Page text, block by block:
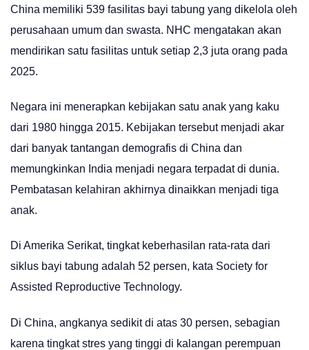
China memiliki 539 fasilitas bayi tabung yang dikelola oleh
perusahaan umum dan swasta. NHC mengatakan akan
mendirikan satu fasilitas untuk setiap 2,3 juta orang pada
2025.
Negara ini menerapkan kebijakan satu anak yang kaku
dari 1980 hingga 2015. Kebijakan tersebut menjadi akar
dari banyak tantangan demografis di China dan
memungkinkan India menjadi negara terpadat di dunia.
Pembatasan kelahiran akhirnya dinaikkan menjadi tiga
anak.
Di Amerika Serikat, tingkat keberhasilan rata-rata dari
siklus bayi tabung adalah 52 persen, kata Society for
Assisted Reproductive Technology.
Di China, angkanya sedikit di atas 30 persen, sebagian
karena tingkat stres yang tinggi di kalangan perempuan